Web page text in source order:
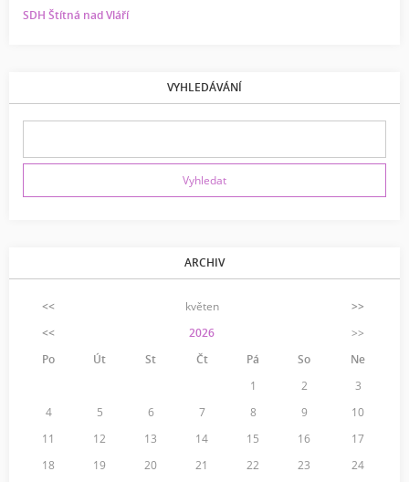
SDH Štítná nad Vláří
VYHLEDÁVÁNÍ
ARCHIV
<< květen
>>
<<
2026
>>
Po
Út St Čt Pá So
Ne
1
2
3
4
5 6 7 8 9
10
11
12 13 14 15 16
17
18
19 20 21 22 23
24